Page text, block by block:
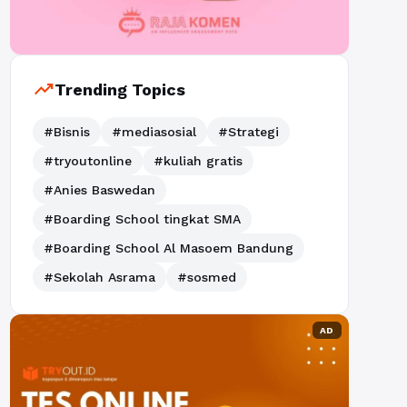
trending_upTrending Topics
#Bisnis #mediasosial
#Strategi
#tryoutonline
#kuliah gratis
#Anies Baswedan
#Boarding School tingkat SMA
#Boarding School Al Masoem Bandung
#Sekolah Asrama
#sosmed
AD